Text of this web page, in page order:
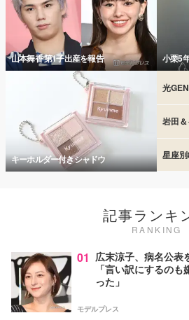
山本舞香 第1子出産を報告 小栗5
キーホルダー付きシャドウ
光
岩田
星座
記事ランキ
RANKING
01 広末涼子、病名公表
「言い訳にするの
った」
モデルプレス